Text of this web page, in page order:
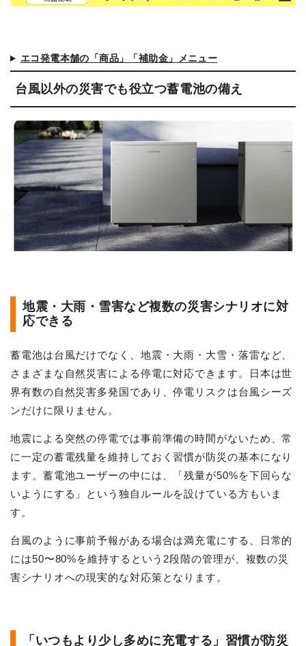
エコ発電本舗の「商品」「補助金」メニュー
台風以外の災害でも役立つ蓄電池の備え
地震・大雨・雪害など複数の災害シナリオに対
応できる
蓄電池は台風だけでなく、地震・大雨・大雪・落雷など、
さまざまな自然災害による停電に対応できます。日本は世
界有数の自然災害多発国であり、停電リスクは台風シーズ
ンだけに限りません。
地震による突然の停電では事前準備の時間がないため、常
に一定の蓄電残量を維持しておく習慣が防災の基本になり
ます。蓄電池ユーザーの中には、「残量が50%を下回らな
いようにする」という独自ルールを設けている方もいま
す。
台風のように事前予報がある場合は満充電にする、日常的
には50〜80%を維持するという2段階の管理が、複数の災
害シナリオへの現実的な対応策となります。
「いつもより少し多めに充電する」習慣が防災